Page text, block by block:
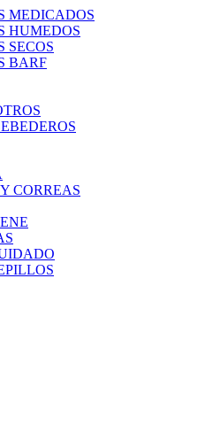
MEDICADOS
HUMEDOS
SECOS
BARF
CORREAS